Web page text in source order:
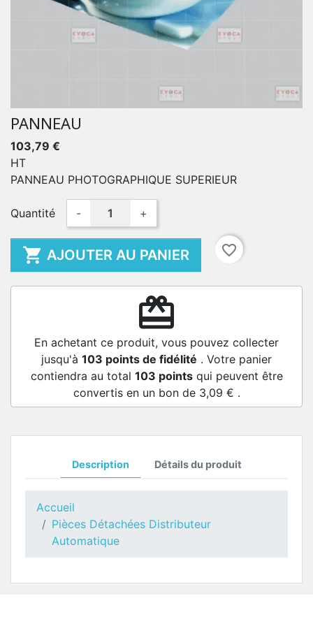
PANNEAU
103,79 €
HT
PANNEAU PHOTOGRAPHIQUE SUPERIEUR
Quantité - +
 AJOUTER AU PANIER favorite_border
redeem
En achetant ce produit, vous pouvez collecter
jusqu'à 103 points de fidélité . Votre panier
contiendra au total 103 pointsqui peuvent être
convertis en un bon de 3,09 € .
Description Détails du produit
Accueil
Pièces Détachées Distributeur
Automatique